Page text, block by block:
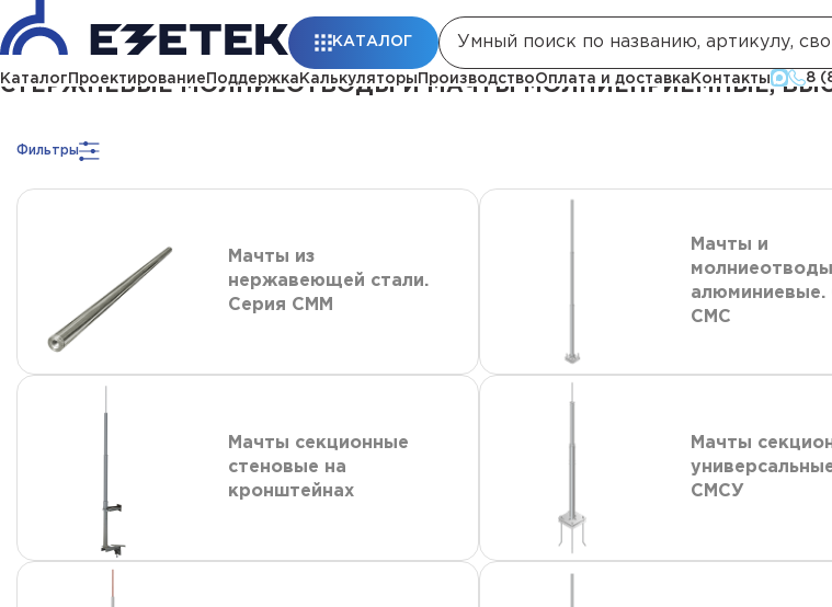
КАТАЛОГ
Каталог Проектирование Поддержка Калькуляторы ПроизводствоОплата и доставка Контакты 8
Главная Каталог Стержневые молниеотводы и мачты молниеприемныеСтержневые молниеотводы и мачты
СТЕРЖНЕВЫЕ МОЛНИЕОТВОДЫ И МАЧТЫ МОЛНИЕПРИЕМНЫЕ,
Фильтры
Мачты из
нержавеющей стали.
Серия СММ
Мачты и
молниеотводы
алюминиевые.
СМС
Мачты секционные
стеновые на
кронштейнах
Мачты
СМСУ